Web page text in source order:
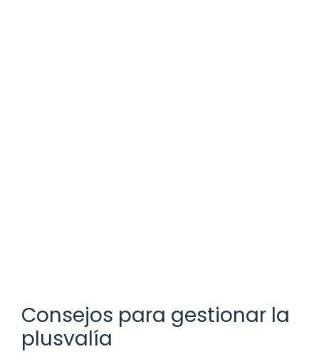
Consejos para gestionar la
plusvalía